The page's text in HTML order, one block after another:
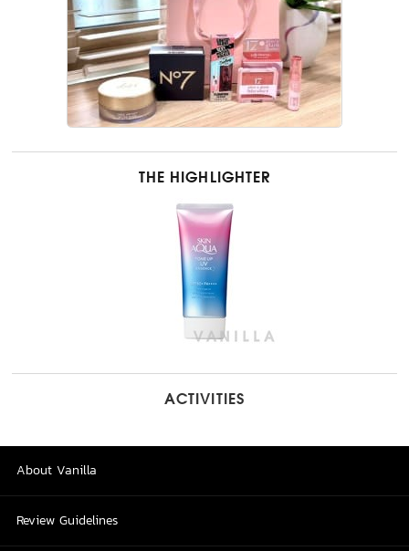
THE HIGHLIGHTER
ACTIVITIES
About Vanilla
Review Guidelines